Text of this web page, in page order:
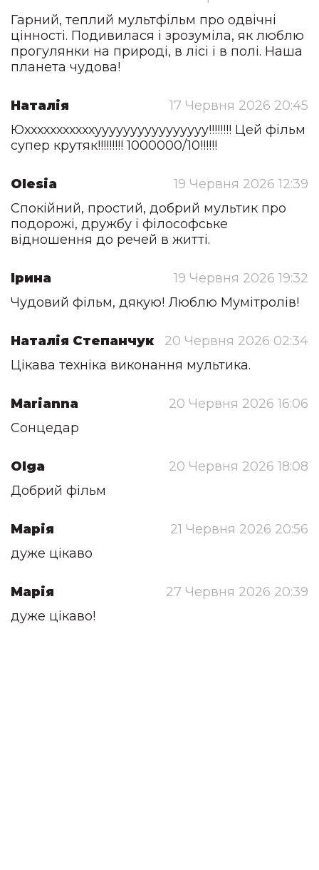
Гарний, теплий мультфільм про одвічні
цінності. Подивилася і зрозуміла, як люблю
прогулянки на природі, в лісі і в полі. Наша
планета чудова!
Наталія
17 Червня 2026 20:45
Юхххххххххххуууууууууууууууу!!!!!!!! Цей фільм
супер крутяк!!!!!!!!! 1000000/10!!!!!!
Olesia
19 Червня 2026 12:39
Спокійний, простий, добрий мультик про
подорожі, дружбу і філософське
відношення до речей в житті.
Ірина
19 Червня 2026 19:32
Чудовий фільм, дякую! Люблю Мумітролів!
Наталія Степанчук
20 Червня 2026 02:34
Цікава техніка виконання мультика.
Marianna
20 Червня 2026 16:06
Сонцедар
Olga
20 Червня 2026 18:08
Добрий фільм
Марія
21 Червня 2026 20:56
дуже цікаво
Марія
27 Червня 2026 20:39
дуже цікаво!